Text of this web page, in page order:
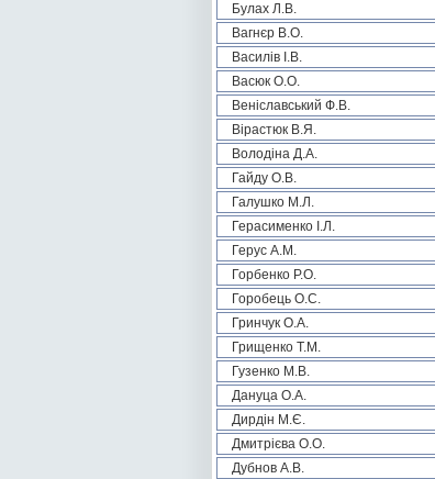
Булах Л.В.
Вагнєр В.О.
Василів І.В.
Васюк О.О.
Веніславський Ф.В.
Вірастюк В.Я.
Володіна Д.А.
Гайду О.В.
Галушко М.Л.
Герасименко І.Л.
Герус А.М.
Горбенко Р.О.
Горобець О.С.
Гринчук О.А.
Грищенко Т.М.
Гузенко М.В.
Дануца О.А.
Дирдін М.Є.
Дмитрієва О.О.
Дубнов А.В.